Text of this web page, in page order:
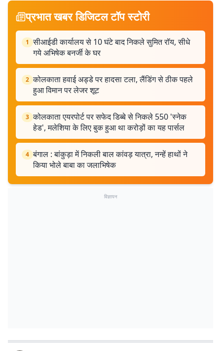
प्रभात खबर डिजिटल टॉप स्टोरी
1 सीआईडी ​​कार्यालय से 10 घंटे बाद निकले सुमित रॉय, सीधे
गये अभिषेक बनर्जी के घर
2 कोलकाता हवाई अड्डे पर हादसा टला, लैंडिंग से ठीक पहले
हुआ विमान पर लेजर शूट
3 कोलकाता एयरपोर्ट पर सफेद डिब्बे से निकले 550 'स्नेक
हेड', मलेशिया के लिए बुक हुआ था करोड़ों का यह पार्सल
4 बंगाल : बांकुड़ा में निकली बाल कांवड़ यात्रा, नन्हें हाथों ने
किया भोले बाबा का जलाभिषेक
विज्ञापन